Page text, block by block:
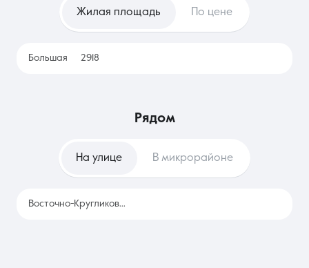
только планирует переезд или часто меняет место работы,
позволяя изучить разные локации без привязки к
конкретному адресу и значительных разовых трат.
Жилая площадь По цене
Большая 2918
рядом
На улице В микрорайоне
Восточно-Кругликовская